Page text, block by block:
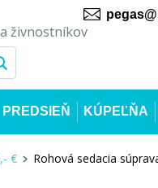
živnostníkov
PREDSIEŇ KÚPEĽŇA
€ Rohová sedacia